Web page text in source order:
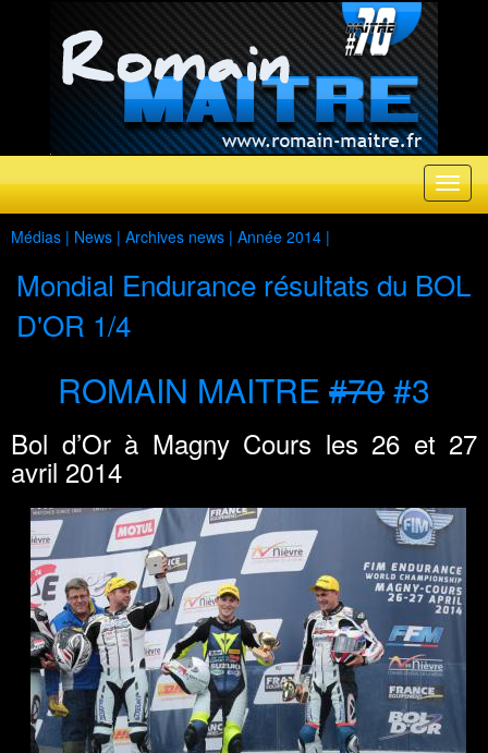
Médias | News | Archives news | Année 2014 |
Mondial Endurance résultats du BOL
D'OR 1/4
ROMAIN MAITRE #70#3
Bol d’Or à Magny Cours les 26 et 27
avril 2014